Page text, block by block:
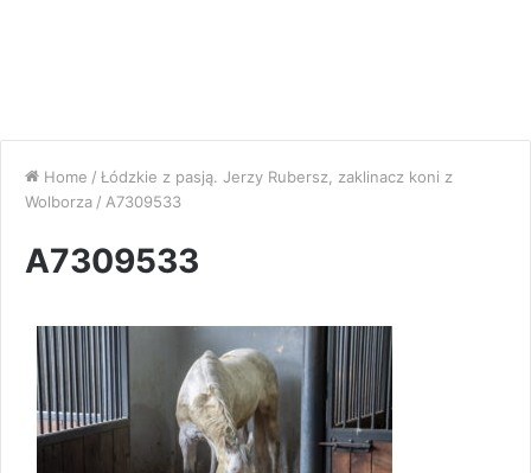
Home / Łódzkie z pasją. Jerzy Rubersz, zaklinacz koni z
Wolborza / A7309533
A7309533